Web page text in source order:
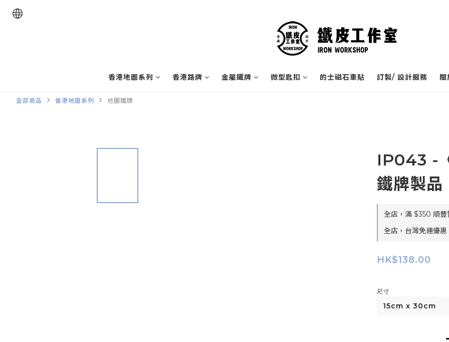
香港地圖系列 香港路牌 金屬鐵牌 微型匙扣 的士磁石車貼 訂製/ 設計服務
全部商品 香港地圖系列 地圖鐵牌
IP043 -
鐵牌製品
全店，滿 $350 順豐
全店，台灣免運優
HK$138.00
尺寸